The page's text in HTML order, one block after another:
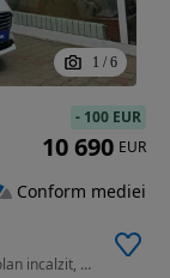
1 / 6
1499 cm3 • 120 CP • model 2022, Sedan, Diesel, Volan incalzit, Scaune incalzite, Keyless
- 100 EUR
10 690 EUR
Conform mediei